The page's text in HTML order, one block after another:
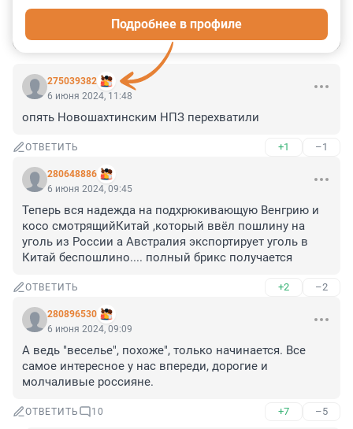
275039382
Подробнее в профиле
6 июня 2024, 11:48
опять Новошахтинским НПЗ перехватили
ОТВЕТИТЬ +1 –1
280648886
6 июня 2024, 09:45
Теперь вся надежда на подхрюкивающую Венгрию и
косо смотрящийКитай ,который ввёл пошлину на
уголь из России а Австралия экспортирует уголь в
Китай беспошлино.... полный брикс получается
ОТВЕТИТЬ +2 –2
280896530
6 июня 2024, 09:09
А ведь "веселье", похоже", только начинается. Все
самое интересное у нас впереди, дорогие и
молчаливые россияне.
ОТВЕТИТЬ 10 +7 –5